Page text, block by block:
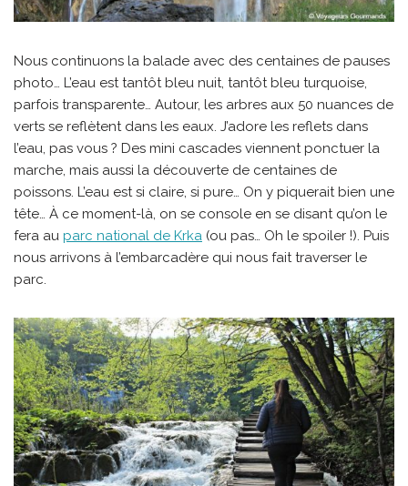
Nous continuons la balade avec des centaines de pauses
photo… L’eau est tantôt bleu nuit, tantôt bleu turquoise,
parfois transparente… Autour, les arbres aux 50 nuances de
verts se reflètent dans les eaux. J’adore les reflets dans
l’eau, pas vous ? Des mini cascades viennent ponctuer la
marche, mais aussi la découverte de centaines de
poissons. L’eau est si claire, si pure… On y piquerait bien une
tête… À ce moment-là, on se console en se disant qu’on le
fera au parc national de Krka (ou pas… Oh le spoiler !). Puis
nous arrivons à l’embarcadère qui nous fait traverser le
parc.